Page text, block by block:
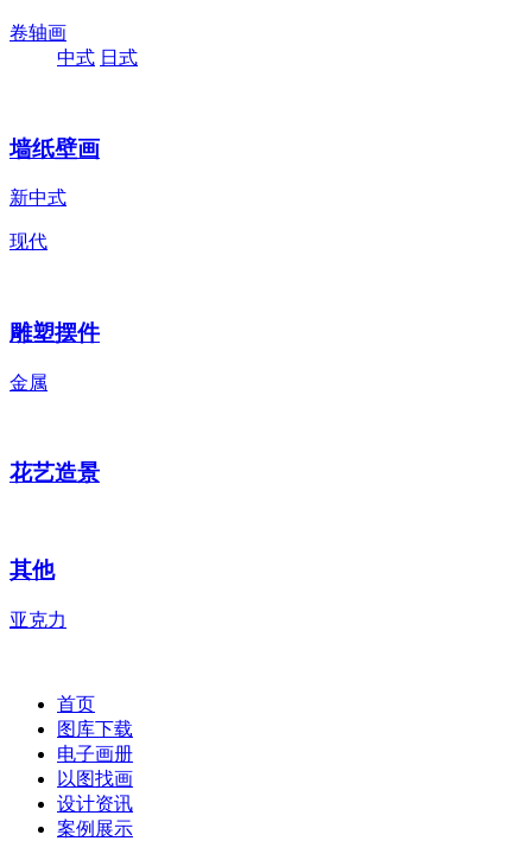
卷轴画
中式 日式
墙纸壁画
新中式
现代
雕塑摆件
金属
花艺造景
其他
亚克力
首页
图库下载
电子画册
以图找画
设计资讯
案例展示